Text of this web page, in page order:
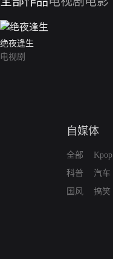
绝夜逢生
电视剧
自媒体
全部
科普
国风
Kpop
汽车
搞笑